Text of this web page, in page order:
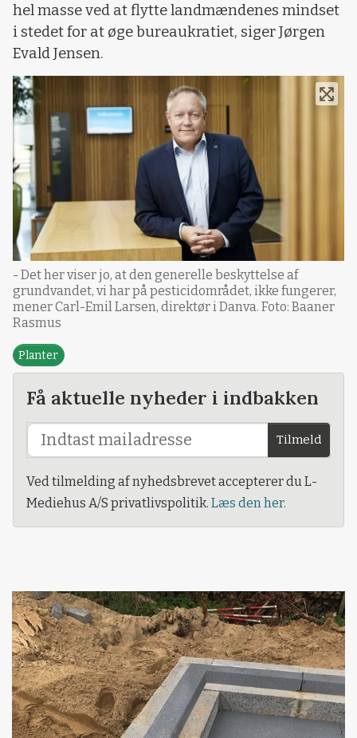
hel masse ved at flytte landmændenes mindset
i stedet for at øge bureaukratiet, siger Jørgen
Evald Jensen.
- Det her viser jo, at den generelle beskyttelse af
grundvandet, vi har på pesticidområdet, ikke fungerer,
mener Carl-Emil Larsen, direktør i Danva. Foto: Baaner
Rasmus
Planter
Få aktuelle nyheder i indbakken
Tilmeld
Ved tilmelding af nyhedsbrevet accepterer du L-
Mediehus A/S privatlivspolitik. Læs den her.